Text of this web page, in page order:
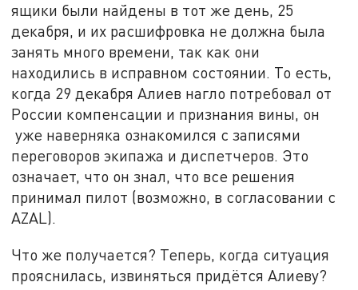
ящики были найдены в тот же день, 25
декабря, и их расшифровка не должна была
занять много времени, так как они
находились в исправном состоянии. То есть,
когда 29 декабря Алиев нагло потребовал от
России компенсации и признания вины, он
уже наверняка ознакомился с записями
переговоров экипажа и диспетчеров. Это
означает, что он знал, что все решения
принимал пилот (возможно, в согласовании с
AZAL).
Что же получается? Теперь, когда ситуация
прояснилась, извиняться придётся Алиеву?